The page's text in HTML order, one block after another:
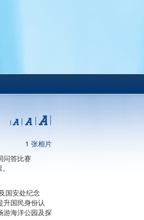
1 张相片
问答比赛
国安处纪念
升国民身份认
游海洋公园及探